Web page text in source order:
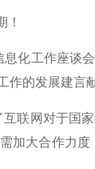
！
化工作座谈
作的发展建言
网对于国
加大合作力